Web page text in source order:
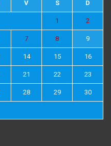
V S D
1 2
7 8 9
14 15 16
21 22 23
28 29 30